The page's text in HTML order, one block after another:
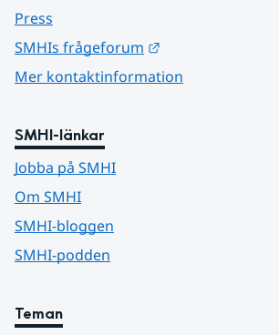
Press
SMHIs frågeforum
Mer kontaktinformation
SMHI-länkar
Jobba på SMHI
Om SMHI
SMHI-bloggen
SMHI-podden
Teman